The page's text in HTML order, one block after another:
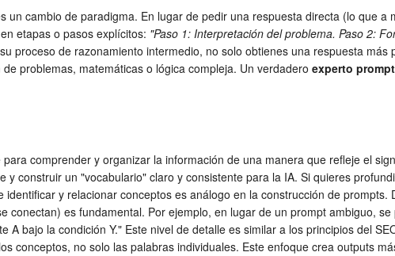
un cambio de paradigma. En lugar de pedir una respuesta directa (lo que
etapas o pasos explícitos: "Paso 1: Interpretación del problema. Paso 2:
proceso de razonamiento intermedio, no solo obtienes una respuesta
problemas, matemáticas o lógica compleja. Un verdadero experto
comprender y organizar la información de una manera que refleje el
y construir un "vocabulario" claro y consistente para la IA. Si quieres
y relacionar conceptos es análogo en la construcción de
conectan) es fundamental. Por ejemplo, en lugar de un prompt ambiguo,
A bajo la condición Y." Este nivel de detalle es similar a los principios del
conceptos, no solo las palabras individuales. Este enfoque crea outputs